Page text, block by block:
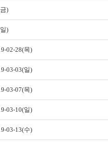
)
)
02-28(목)
03-03(일)
03-07(목)
03-10(일)
03-13(수)